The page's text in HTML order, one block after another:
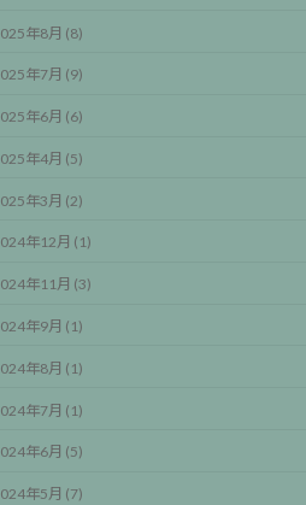
年8月 (8)
年7月 (9)
年6月 (6)
年4月 (5)
年3月 (2)
年12月 (1)
年11月 (3)
年9月 (1)
年8月 (1)
年7月 (1)
年6月 (5)
年5月 (7)